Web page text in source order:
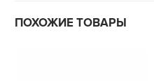
ПОХОЖИЕ ТОВАРЫ